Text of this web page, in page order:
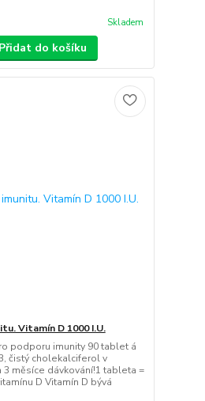
Skladem
Přidat do košíku
Vitamín D 1000 I.U.
podporu imunity 90 tablet á
čistý cholekalciferol v
měsíce dávkování!1 tableta =
D Vitamín D bývá